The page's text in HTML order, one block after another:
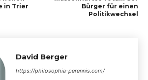
in Trier
Bürger für einen
Politikwechsel
David Berger
https://philosophia-perennis.com/